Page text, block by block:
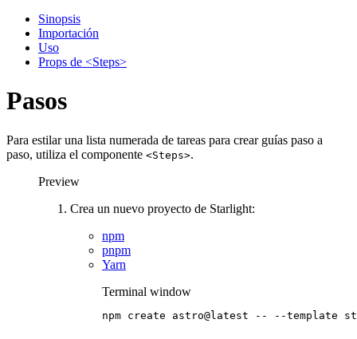
Sinopsis
Importación
Uso
Props de <Steps>
Pasos
Para estilar una lista numerada de tareas para crear guías paso a
paso, utiliza el componente <Steps>.
Preview
Crea un nuevo proyecto de Starlight:
npm
pnpm
Yarn
Terminal window
npm create astro@latest -- --template